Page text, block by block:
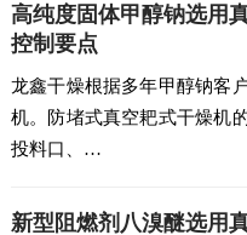
高纯度固体甲醇钠选用
控制要点
龙鑫干燥根据多年甲醇钠客
机。防堵式真空耙式干燥机
投料口、…
新型阻燃剂八溴醚选用